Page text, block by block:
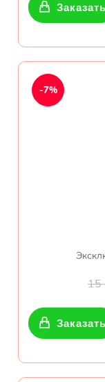
Заказать
-7%
Заказать